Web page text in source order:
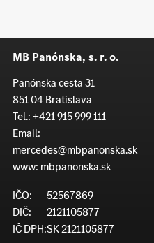
MB Panónska, s. r. o.
Panónska cesta 31
851 04 Bratislava
Tel.:+421 915 999 111
Email:
mercedes@mbpanonska.sk
www: mbpanonska.sk
IČO:
52567869
DIČ:
2121105877
IČ DPH:SK 2121105877